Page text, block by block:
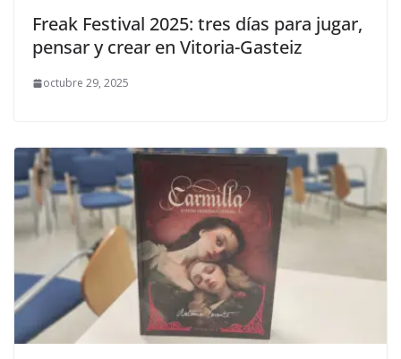
Freak Festival 2025: tres días para jugar,
pensar y crear en Vitoria-Gasteiz
octubre 29, 2025